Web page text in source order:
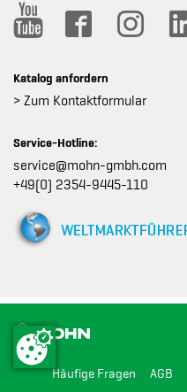
Katalog anfordern
> Zum Kontaktformular
Service-Hotline:
service@mohn-gmbh.com
+49(0) 2354-9445-110
Häufige Fragen
AGB